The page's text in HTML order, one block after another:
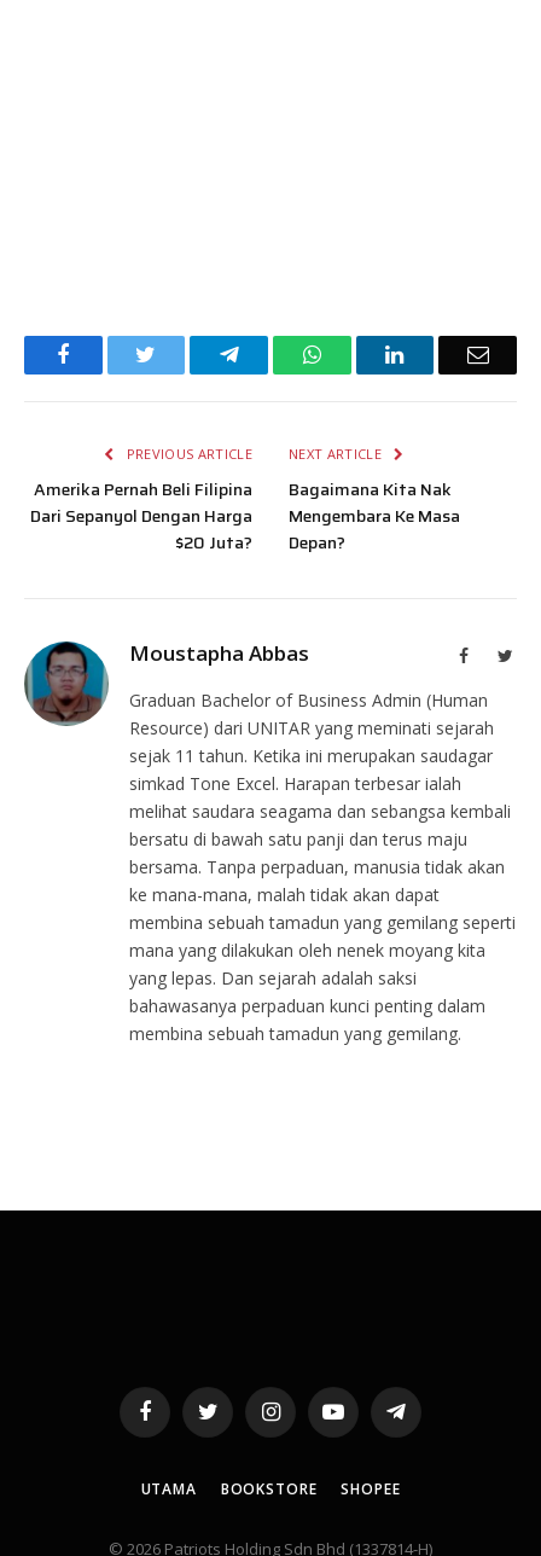
Facebook TelegramWhatsAppLinkedIn Email
PREVIOUS ARTICLE
Amerika Pernah Beli Filipina
Dari Sepanyol Dengan Harga
$20 Juta?
NEXT ARTICLE
Bagaimana Kita Nak
Mengembara Ke Masa
Depan?
Moustapha Abbas Facebook
Graduan Bachelor of Business Admin (Human
Resource) dari UNITAR yang meminati sejarah
sejak 11 tahun. Ketika ini merupakan saudagar
simkad Tone Excel. Harapan terbesar ialah
melihat saudara seagama dan sebangsa kembali
bersatu di bawah satu panji dan terus maju
bersama. Tanpa perpaduan, manusia tidak akan
ke mana-mana, malah tidak akan dapat
membina sebuah tamadun yang gemilang seperti
mana yang dilakukan oleh nenek moyang kita
yang lepas. Dan sejarah adalah saksi
bahawasanya perpaduan kunci penting dalam
membina sebuah tamadun yang gemilang.
FacebookTwitter InstagramYouTubeTelegram
UTAMA BOOKSTORE SHOPEE
© 2026 Patriots Holding Sdn Bhd (1337814-H)